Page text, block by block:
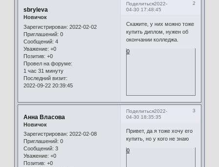
Поделиться 2
2022-
04-30 17:48:45
sbryleva
Новичок
Зарегистрирован: 2022-02-02
Приглашений: 0
Сообщений: 4
Уважение: +0
Позитив: +0
Провел на форуме:
1 час 31 минуту
Последний визит:
2022-09-22 20:39:45
Скажите, у них можно тоже
купить диплом, нужен об
окончании колледжа.
0
Поделиться 3
2022-
04-30 18:35:35
Анна Власова
Новичок
Зарегистрирован: 2022-02-08
Приглашений: 0
Сообщений: 3
Уважение: +0
Позитив: +0
Привет, да я тоже хочу его
купить, но у кого не знаю
0